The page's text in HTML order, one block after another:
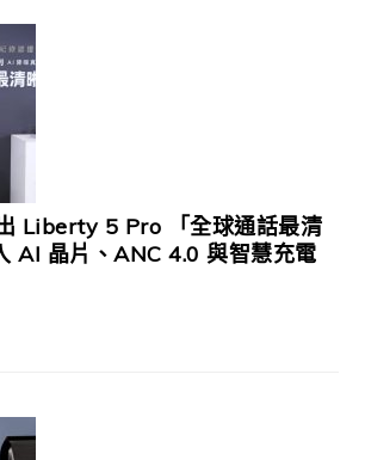
Liberty 5 Pro 「全球通話最清
AI 晶片、ANC 4.0 與智慧充電